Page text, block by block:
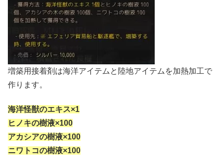
増築用接着剤は海洋アイテムと陸地アイテムを加熱加工で
作ります。
海洋怪獣のエキス×1
ヒノキの樹液×100
アカシアの樹液×100
ニワトコの樹液×100